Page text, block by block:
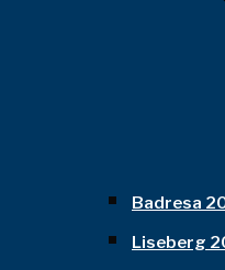
Badresa
Liseberg